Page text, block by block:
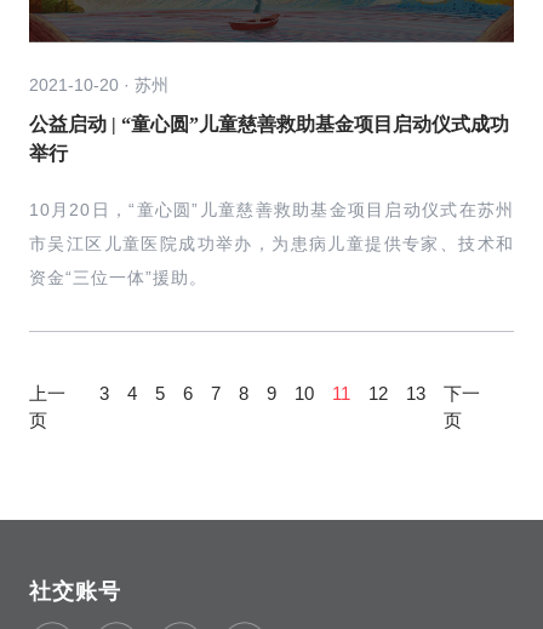
2021-10-20 · 苏州
公益启动 | “童心圆”儿童慈善救助基金项目启动仪式成功
举行
10月20日，“童心圆”儿童慈善救助基金项目启动仪式在苏州
市吴江区儿童医院成功举办，为患病儿童提供专家、技术和
资金“三位一体”援助。
上一
页
3 4 5 6 7 8 9 10 11 12 13
下一
页
社交账号